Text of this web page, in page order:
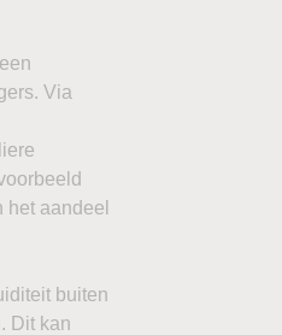
Via
aandeel
buiten
Dit kan